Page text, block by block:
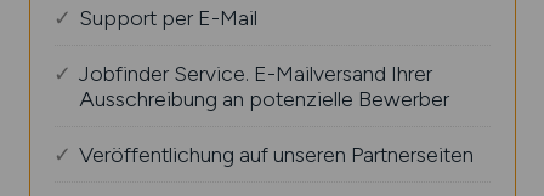
Support per E-Mail
Jobfinder Service. E-Mailversand Ihrer
Ausschreibung an potenzielle Bewerber
Veröffentlichung auf unseren Partnerseiten